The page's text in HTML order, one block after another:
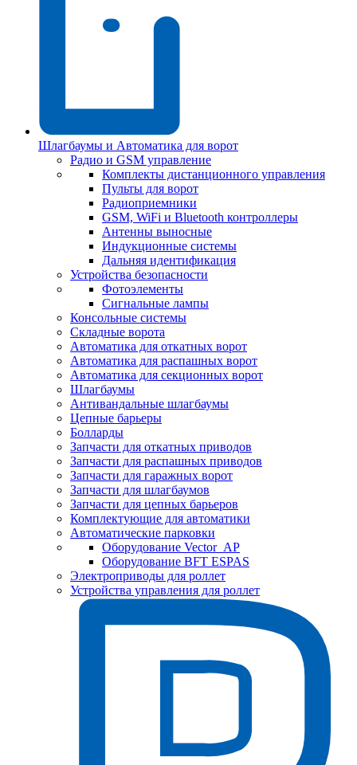
Шлагбаумы и Автоматика для ворот
Радио и GSM управление
Комплекты дистанционного управления
Пульты для ворот
Радиоприемники
GSM, WiFi и Bluetooth контроллеры
Антенны выносные
Индукционные системы
Дальняя идентификация
Устройства безопасности
Фотоэлементы
Сигнальные лампы
Консольные системы
Складные ворота
Автоматика для откатных ворот
Автоматика для распашных ворот
Автоматика для секционных ворот
Шлагбаумы
Антивандальные шлагбаумы
Цепные барьеры
Болларды
Запчасти для откатных приводов
Запчасти для распашных приводов
Запчасти для гаражных ворот
Запчасти для шлагбаумов
Запчасти для цепных барьеров
Комплектующие для автоматики
Автоматические парковки
Оборудование Vector_AP
Оборудование BFT ESPAS
Электроприводы для роллет
Устройства управления для роллет